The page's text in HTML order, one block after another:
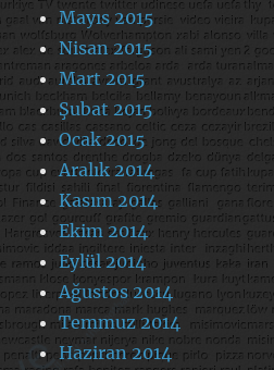
Mayıs 2015
Nisan 2015
Mart 2015
Şubat 2015
Ocak 2015
Aralık 2014
Kasım 2014
Ekim 2014
Eylül 2014
Ağustos 2014
Temmuz 2014
Haziran 2014